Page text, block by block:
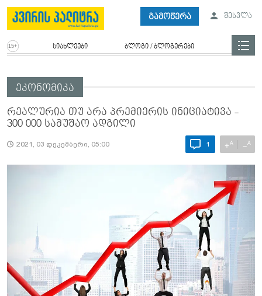
გამოწერა შესვლა
სიახლეები ბლოგი / ბლოგერები
ეკონომიკა
რეალურია თუ არა პრემიერის ინიციატივა -
300 000 სამუშაო ადგილი
2021, 03 დეკემბერი, 05:00 1 +A −A